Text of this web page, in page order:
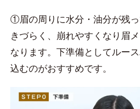
①眉の周りに水分・油分が残
きづらく、崩れやすくなり眉
なります。下準備としてルー
込むのがおすすめです。